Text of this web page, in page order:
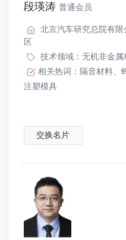
段瑛涛 普通会员
北京汽车研究总院有限
区
技术领域： 无机非金属
相关热词： 隔音材料、
注塑模具
交换名片